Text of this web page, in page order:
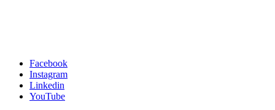
Facebook
Instagram
Linkedin
YouTube